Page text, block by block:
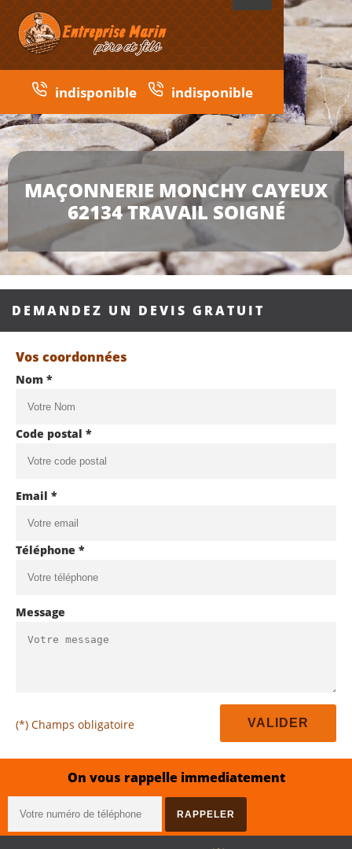
indisponible indisponible
MAÇONNERIE MONCHY CAYEUX
62134 TRAVAIL SOIGNÉ
DEMANDEZ UN DEVIS GRATUIT
Vos coordonnées
Nom *
Code postal *
Email *
Téléphone *
Message
(*) Champs obligatoire
On vous rappelle immediatement